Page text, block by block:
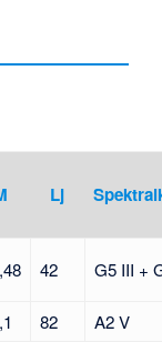
Lj
42 G5 III +
82
A2 V